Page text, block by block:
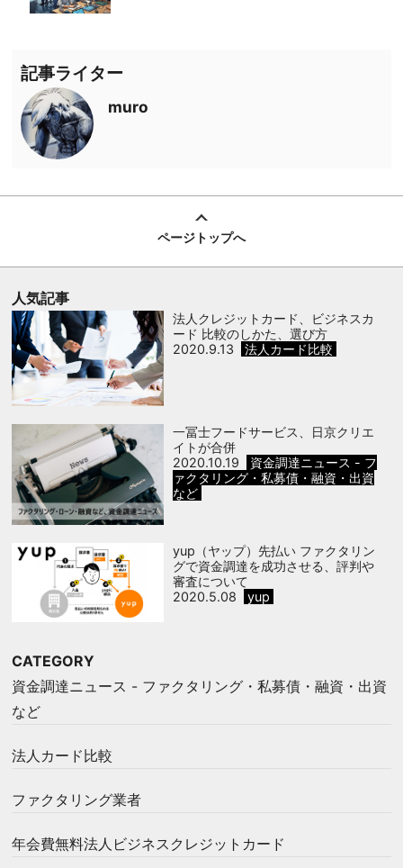
記事ライター
muro
ページトップへ
人気記事
法人クレジットカード、ビジネスカ
ード 比較のしかた、選び方
2020.9.13
法人カード比較
一冨士フードサービス、日京クリエ
イトが合併
2020.10.19
資金調達ニュース - フ
ァクタリング・私募債・融資・出資
など
yup（ヤップ）先払い ファクタリン
グで資金調達を成功させる、評判や
審査について
2020.5.08
yup
CATEGORY
資金調達ニュース - ファクタリング・私募債・融資・出資
など
法人カード比較
ファクタリング業者
年会費無料法人ビジネスクレジットカード